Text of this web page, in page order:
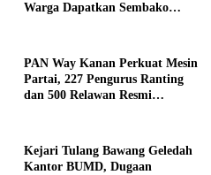
Warga Dapatkan Sembako
PAN Way Kanan Perkuat Mesin
Partai, 227 Pengurus Ranting
dan 500 Relawan Resmi
Kejari Tulang Bawang Geledah
Kantor BUMD, Dugaan